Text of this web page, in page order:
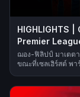
HIGHLIGHTS
Premier
ฌอง-ฟิลิปป์ มาเตตา
ขณะที่เซลเฮิร์สต์ พา